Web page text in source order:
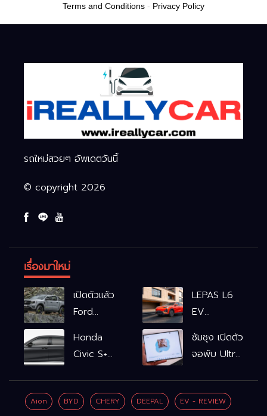
Terms and Conditions - Privacy Policy
รถใหม่สวยๆ อัพเดตวันนี้
© copyright 2026
เรื่องมาใหม่
เปิดตัวแล้ว
Ford
WOLFTRAK
LEPAS L6
EV
L6 EV
Comfort
FWD
769,900
บาท L6 EV
Honda
Civic S+
จำลองเกียร์
ซัมซุง เปิดตัว
จอพับ Ultra
เชื่อมมือถือ-
Aion BYD CHERY DEEPAL EV - REVIEW